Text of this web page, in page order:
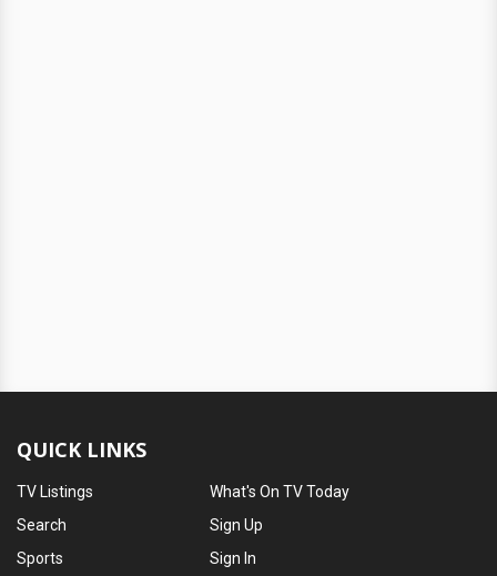
QUICK LINKS
TV Listings
Search
Sports
What's On TV Today
Sign Up
Sign In